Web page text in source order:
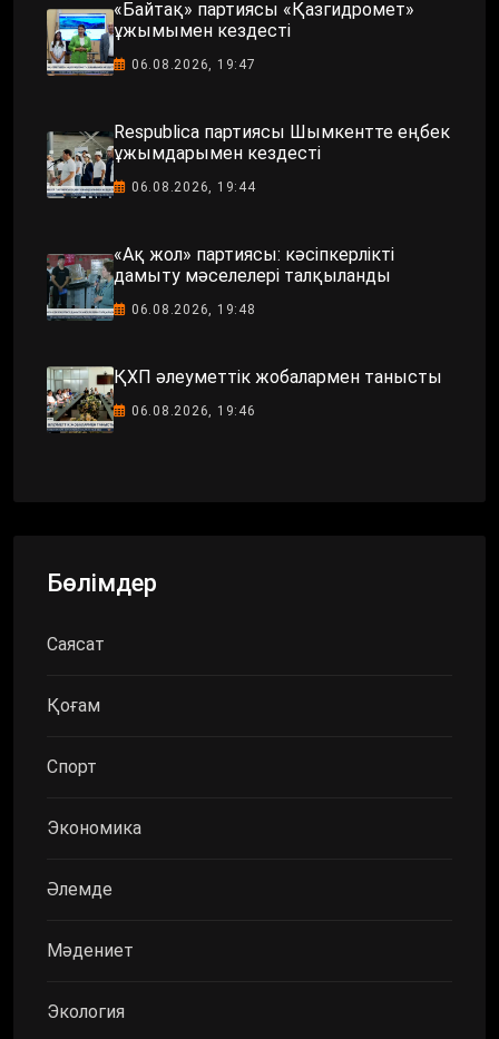
«Байтақ» партиясы «Қазгидромет»
ұжымымен кездесті
06.08.2026, 19:47
Respublica партиясы Шымкентте еңбек
ұжымдарымен кездесті
06.08.2026, 19:44
«Ақ жол» партиясы: кәсіпкерлікті
дамыту мәселелері талқыланды
06.08.2026, 19:48
ҚХП әлеуметтік жобалармен танысты
06.08.2026, 19:46
Бөлімдер
Саясат
Қоғам
Спорт
Экономика
Әлемде
Мәдениет
Экология